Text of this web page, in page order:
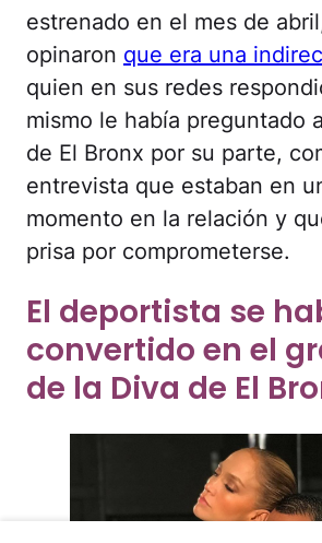
estrenado en el mes de
opinaron que era una
quien en sus redes
mismo le había preguntado
de El Bronx por su parte,
entrevista que estaban en
momento en la relación y
prisa por comprometerse.
El deportista se
convertido en el
de la Diva de El